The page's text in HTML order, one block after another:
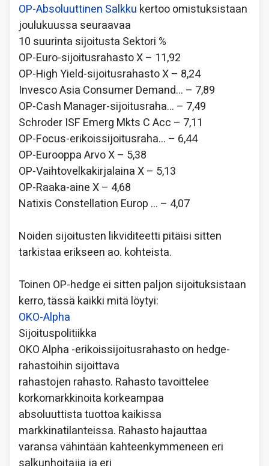
OP-Absoluuttinen Salkku kertoo omistuksistaan
joulukuussa seuraavaa
10 suurinta sijoitusta Sektori %
OP-Euro-sijoitusrahasto X – 11,92
OP-High Yield-sijoitusrahasto X – 8,24
Invesco Asia Consumer Demand… – 7,89
OP-Cash Manager-sijoitusraha… – 7,49
Schroder ISF Emerg Mkts C Acc – 7,11
OP-Focus-erikoissijoitusraha… – 6,44
OP-Eurooppa Arvo X – 5,38
OP-Vaihtovelkakirjalaina X – 5,13
OP-Raaka-aine X – 4,68
Natixis Constellation Europ … – 4,07
Noiden sijoitusten likviditeetti pitäisi sitten
tarkistaa erikseen ao. kohteista.
Toinen OP-hedge ei sitten paljon sijoituksistaan
kerro, tässä kaikki mitä löytyi:
OKO-Alpha
Sijoituspolitiikka
OKO Alpha -erikoissijoitusrahasto on hedge-
rahastoihin sijoittava
rahastojen rahasto. Rahasto tavoittelee
korkomarkkinoita korkeampaa
absoluuttista tuottoa kaikissa
markkinatilanteissa. Rahasto hajauttaa
varansa vähintään kahteenkymmeneen eri